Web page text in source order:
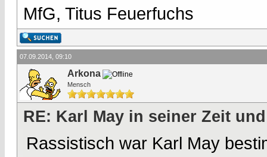
MfG, Titus Feuerfuchs
07.09.2014, 09:10
Arkona
Mensch
RE: Karl May in seiner Zeit
Rassistisch war Karl May